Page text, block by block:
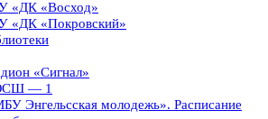
«ДК «Восход»
«ДК «Покровский»
«Сигнал»
— 1
Энгельсская молодежь». Расписание